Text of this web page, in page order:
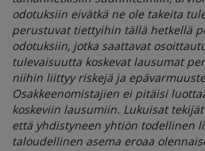
odotuksiin eivätkä ne ole takeita
perustuvat tiettyihin tällä hetkellä
odotuksiin, jotka saattavat
tulevaisuutta koskevat lausumat
niihin liittyy riskejä ja
Osakkeenomistajien ei pitäisi
koskeviin lausumiin. Lukuisat
että yhdistyneen yhtiön todellinen
taloudellinen asema eroaa